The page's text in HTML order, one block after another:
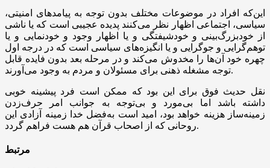
این‌که افراد در موضوعات مختلف بدون توجه به پیامدهای امنیتی،
سیاسی، اجتماعی اظهار نظر می‌کنند پدیده عجیبی است که یا ناشی
از خودبزرگ‌بینی و خودشیفتگی و یا اظهار وجود و خودنمایی و یا
توهم‌گرایی و جوگرایی و یا انگیزه‌های سیاسی است که در درجه اول
چهره خود آن‌ها را مخدوش می‌کند و در مرحله بعد بدون فایده قابل
توجه مشغله ذهنی برای مسئولان و مردم به وجود می‌آورند.
نقل حدیث فوق برای این بود که ممکن است فرد پیشینه خوبی
داشته باشد اما بی‌مورد و بی‌توجه به جوانب امر حرف‌زدن
زمینه‌ساز هزینه خواهد بود، امید است به‌فضل خدا زمینه آزادی این
روحانی که از اصحاب قرآن هم هست فراهم گردد.
مرتبط